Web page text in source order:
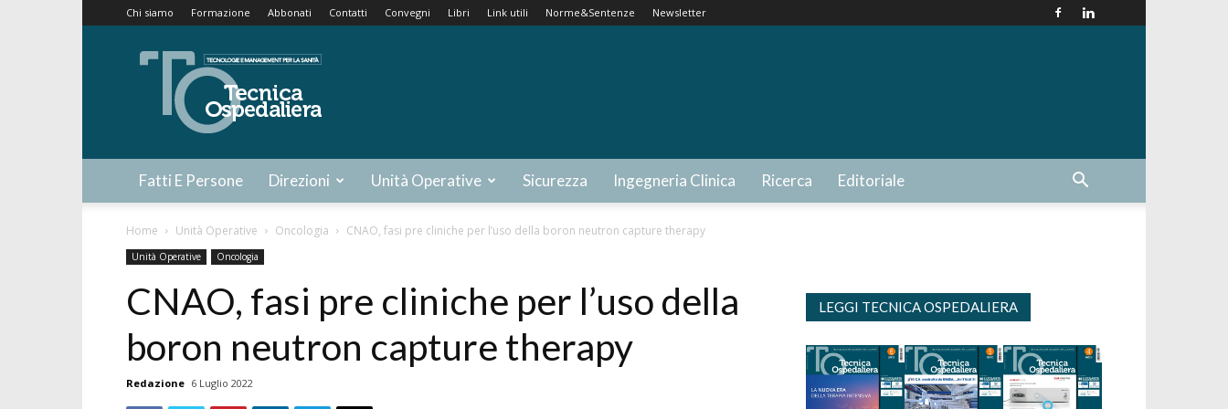
Chi siamo Formazione Abbonati Contatti Convegni Libri Link utili Norme&Sentenze Newsletter
Tecnica
Ospedaliera
Fatti E Persone Direzioni Unità Operative Sicurezza Ingegneria Clinica Ricerca Editoriale
Home Unità Operative Oncologia CNAO, fasi pre cliniche per l’uso della boron neutron capture therapy
Unità Operative Oncologia
CNAO, fasi pre cliniche per l’uso della
boron neutron capture therapy
Redazione 6 Luglio 2022
LEGGI TECNICA OSPEDALIERA